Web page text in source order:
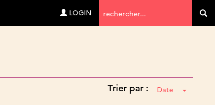
de
recherche
LOGIN
Trier par : Date